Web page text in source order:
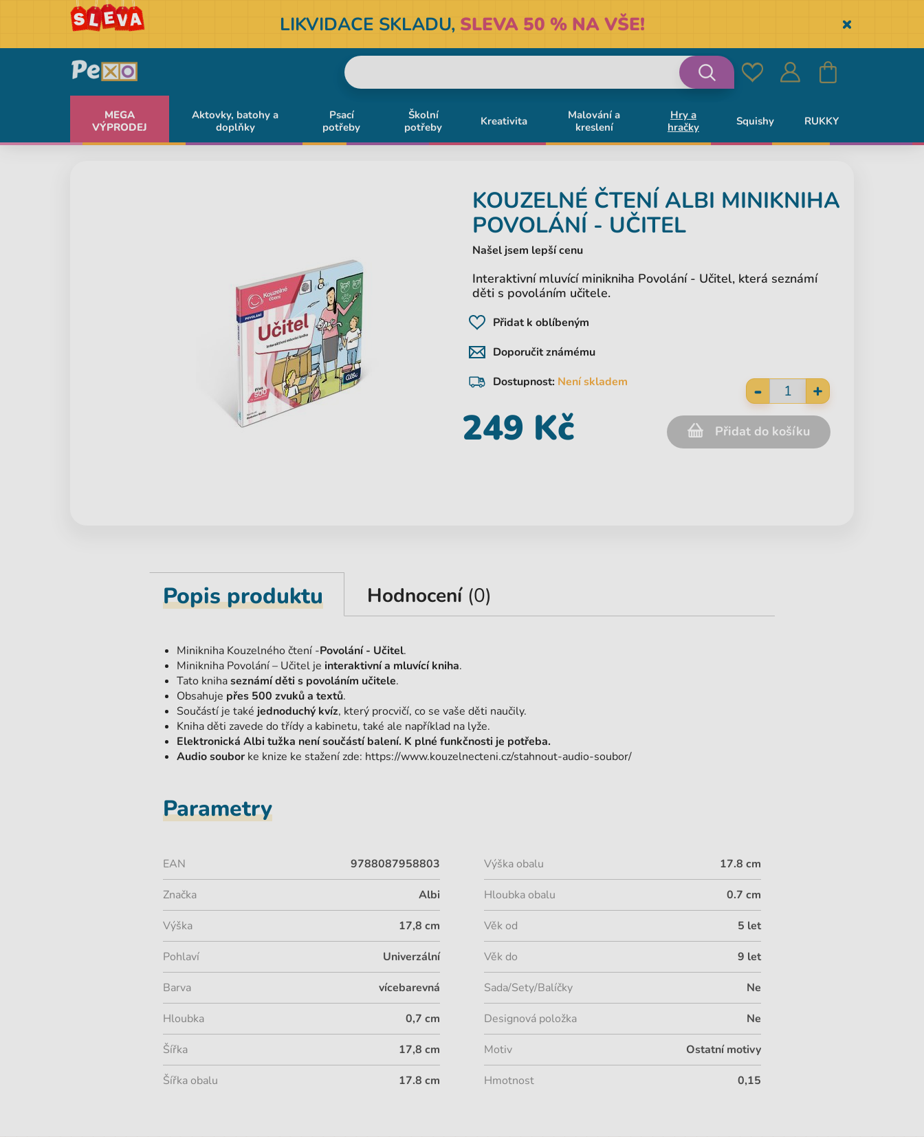
LIKVIDACE SKLADU, SLEVA 50 % NA VŠE! Skryť
OblíbenéPřihlásit Košík
MEGA
VÝPRODEJ
Aktovky, batohy a
doplňky
Psací
potřeby
Školní
potřeby
Kreativita
Malování a
kreslení
Hry a
hračky
Squishy RUKKY
KOUZELNÉ ČTENÍ ALBI MINIKNIHA
POVOLÁNÍ - UČITEL
Našel jsem lepší cenu
Interaktivní mluvící minikniha Povolání - Učitel, která seznámí
děti s povoláním učitele.
Přidat k oblíbeným
Doporučit známému
Dostupnost: Není skladem - +
249 Kč Přidat do košíku
Popis produktu Hodnocení (0)
Minikniha Kouzelného čtení -Povolání - Učitel.
Minikniha Povolání – Učitel je interaktivní a mluvící kniha.
Tato knihaseznámí děti s povoláním učitele.
Obsahuje přes 500 zvuků a textů.
Součástí je také jednoduchý kvíz, který procvičí, co se vaše děti naučily.
Kniha děti zavede do třídy a kabinetu, také ale například na lyže.
Elektronická Albi tužka není součástí balení. K plné funkčnosti je potřeba.
Audio soubor ke knize ke stažení zde: https://www.kouzelnecteni.cz/stahnout-audio-soubor/
Parametry
EAN 9788087958803
Značka Albi
Výška 17,8 cm
Pohlaví Univerzální
Barva vícebarevná
Hloubka 0,7 cm
Šířka 17,8 cm
Šířka obalu 17.8 cm
Výška obalu 17.8 cm
Hloubka obalu 0.7 cm
Věk od 5 let
Věk do 9 let
Sada/Sety/Balíčky Ne
Designová položka Ne
Motiv Ostatní motivy
Hmotnost 0,15